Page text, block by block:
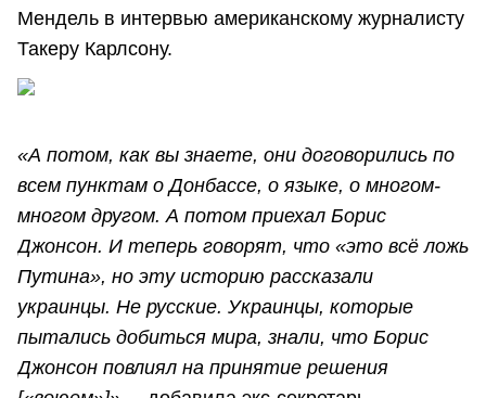
Мендель в интервью американскому журналисту
Такеру Карлсону.
«А потом, как вы знаете, они договорились по
всем пунктам о Донбассе, о языке, о многом-
многом другом. А потом приехал Борис
Джонсон. И теперь говорят, что «это всё ложь
Путина», но эту историю рассказали
украинцы. Не русские. Украинцы, которые
пытались добиться мира, знали, что Борис
Джонсон повлиял на принятие решения